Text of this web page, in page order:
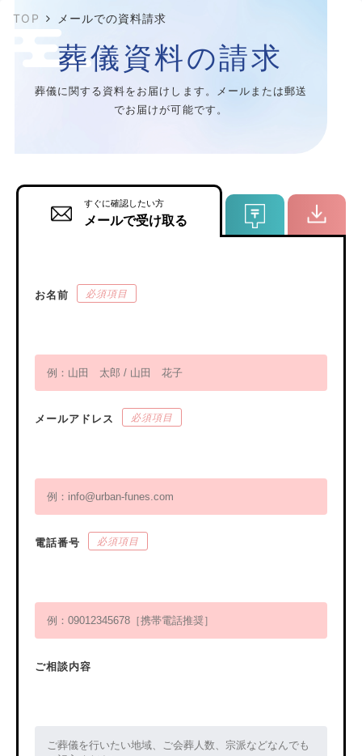
TOP メールでの資料請求
葬儀資料の請求
葬儀に関する資料をお届けします。メールまたは郵送
でお届けが可能です。
すぐに確認したい方
メールで受け取る
お名前 必須項目
メールアドレス 必須項目
電話番号 必須項目
ご相談内容